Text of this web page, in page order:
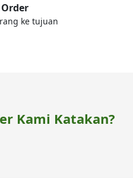
ke tujuan
Kami Katakan?